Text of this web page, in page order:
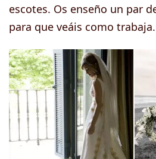
escotes. Os enseño un par
para que veáis como trabaja.